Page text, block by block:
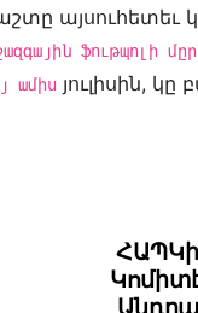
այսուհետեւ
ֆութպոլի
ամիս յուլիսին,